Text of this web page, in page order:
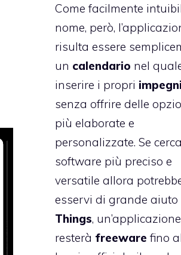
Come facilmente
nome, però,
risulta essere
un calendario nel
inserire i propri
senza offrire delle
più elaborate e
personalizzate. Se
software più preciso e
versatile allora
esservi di grande aiuto
Things,
resterà freeware fino